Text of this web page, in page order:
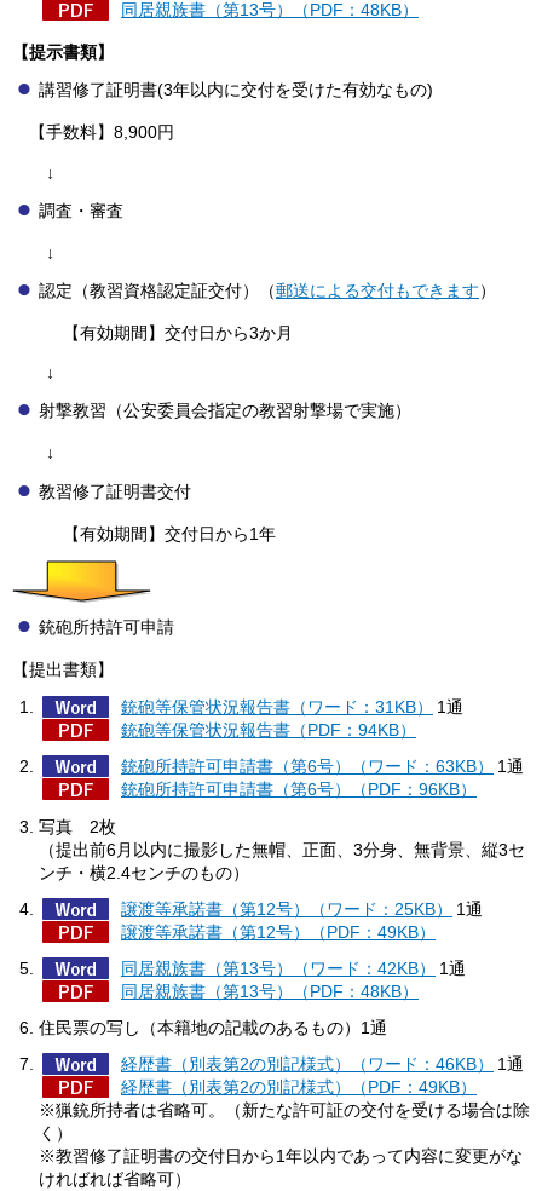
同居親族書（第13号）（PDF：48KB）
【提示書類】
講習修了証明書(3年以内に交付を受けた有効なもの)
【手数料】8,900円
↓
調査・審査
↓
認定（教習資格認定証交付）（郵送による交付もできます）
【有効期間】交付日から3か月
↓
射撃教習（公安委員会指定の教習射撃場で実施）
↓
教習修了証明書交付
【有効期間】交付日から1年
銃砲所持許可申請
【提出書類】
銃砲等保管状況報告書（ワード：31KB）
1通
銃砲等保管状況報告書（PDF：94KB）
銃砲所持許可申請書（第6号）（ワード：63KB）
1通
銃砲所持許可申請書（第6号）（PDF：96KB）
写真
2枚
（提出前6月以内に撮影した無帽、正面、3分身、無背景、縦3セ
ンチ・横2.4センチのもの）
譲渡等承諾書（第12号）（ワード：25KB）
1通
譲渡等承諾書（第12号）（PDF：49KB）
同居親族書（第13号）（ワード：42KB）
1通
同居親族書（第13号）（PDF：48KB）
住民票の写し（本籍地の記載のあるもの）1通
経歴書（別表第2の別記様式）（ワード：46KB）
1通
経歴書（別表第2の別記様式）（PDF：49KB）
※猟銃所持者は省略可。（新たな許可証の交付を受ける場合は除
く）
※教習修了証明書の交付日から1年以内であって内容に変更がな
ければれば省略可）